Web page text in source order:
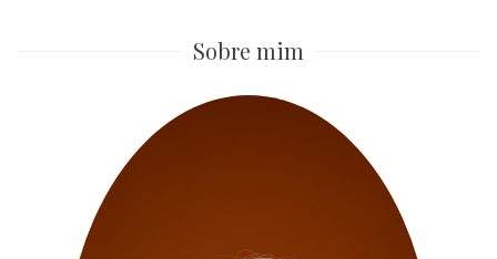
Sobre mim